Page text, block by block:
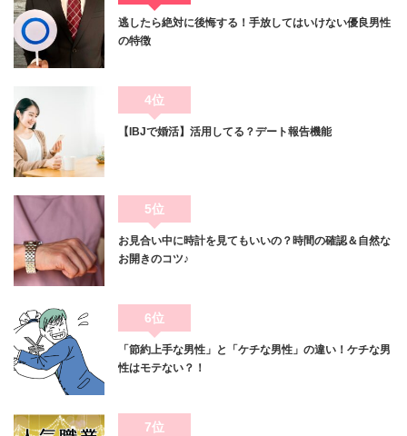
逃したら絶対に後悔する！手放してはいけない優良男性
の特徴
4位
【IBJで婚活】活用してる？デート報告機能
5位
お見合い中に時計を見てもいいの？時間の確認＆自然な
お開きのコツ♪
6位
「節約上手な男性」と「ケチな男性」の違い！ケチな男
性はモテない？！
7位